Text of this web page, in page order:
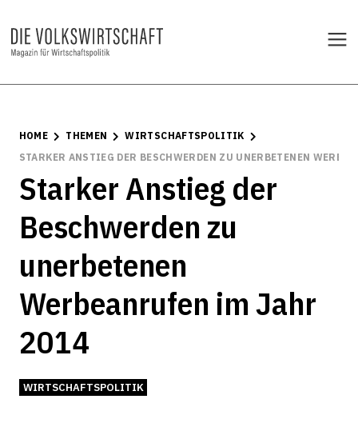
HOME THEMEN
WIRTSCHAFTSPOLITIK
STARKER ANSTIEG DER BESCHWERDEN ZU UNERBETENEN
Starker Anstieg der
Beschwerden zu
unerbetenen
Werbeanrufen im Jahr
2014
WIRTSCHAFTSPOLITIK